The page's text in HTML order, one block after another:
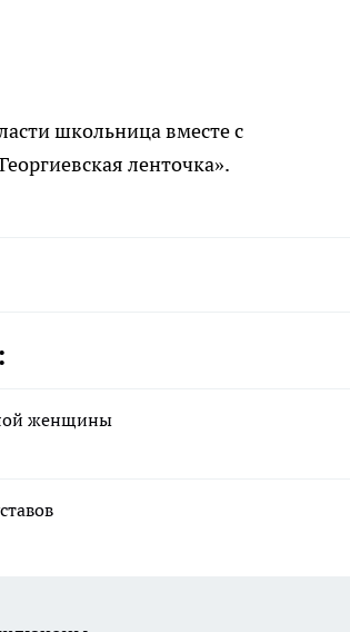
школьница вместе с
ленточка».
женщины